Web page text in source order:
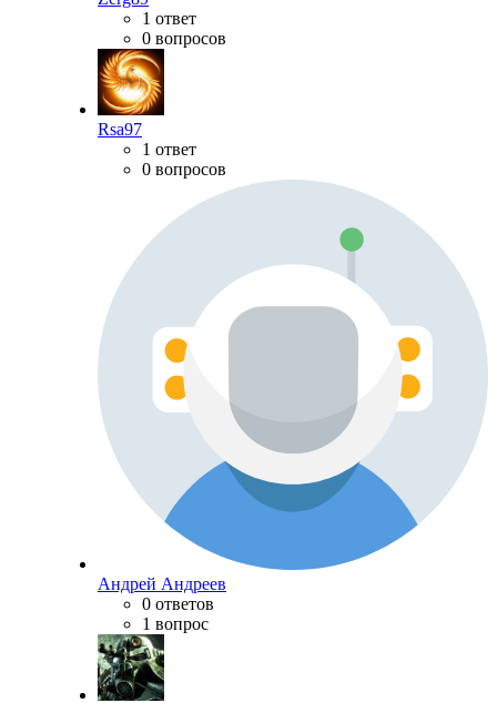
1 ответ
0 вопросов
Rsa97
1 ответ
0 вопросов
Андрей Андреев
0 ответов
1 вопрос